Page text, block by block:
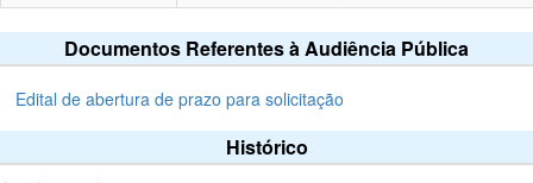
Documentos Referentes à Audiência Pública
Edital de abertura de prazo para solicitação
Histórico